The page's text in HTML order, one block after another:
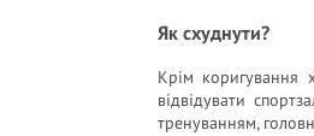
Як схуднути?
Крім коригування
відвідувати
тренуванням,